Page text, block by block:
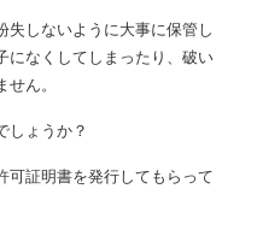
失しないように大事に保管し
になくしてしまったり、破い
ん。
しょうか？
可証明書を発行してもらって